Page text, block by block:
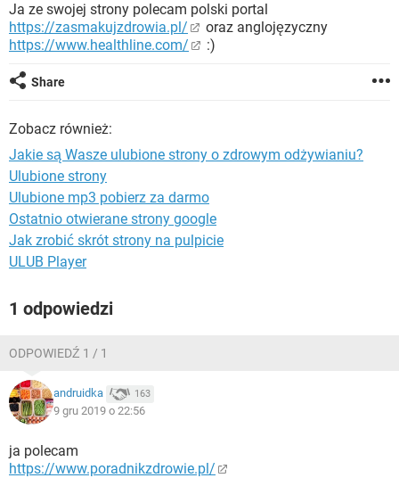
WINDOWS 10
Ja ze swojej strony polecam polski portal
https://zasmakujzdrowia.pl/
oraz anglojęzyczny
https://www.healthline.com/
:)
Share
Zobacz również:
Jakie są Wasze ulubione strony o zdrowym odżywianiu?
Ulubione strony
Ulubione mp3 pobierz za darmo
Ostatnio otwierane strony google
Jak zrobić skrót strony na pulpicie
ULUB Player
1 odpowiedzi
ODPOWIEDŹ 1 / 1
andruidka 163
9 gru 2019 o 22:56
ja polecam
https://www.poradnikzdrowie.pl/